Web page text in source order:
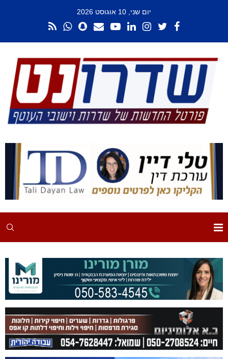
יום שני, 10 אוגוסט 2026